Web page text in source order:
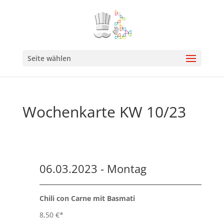
Seite wählen
Wochenkarte KW 10/23
06.03.2023 - Montag
Chili con Carne mit Basmati
8,50 €*